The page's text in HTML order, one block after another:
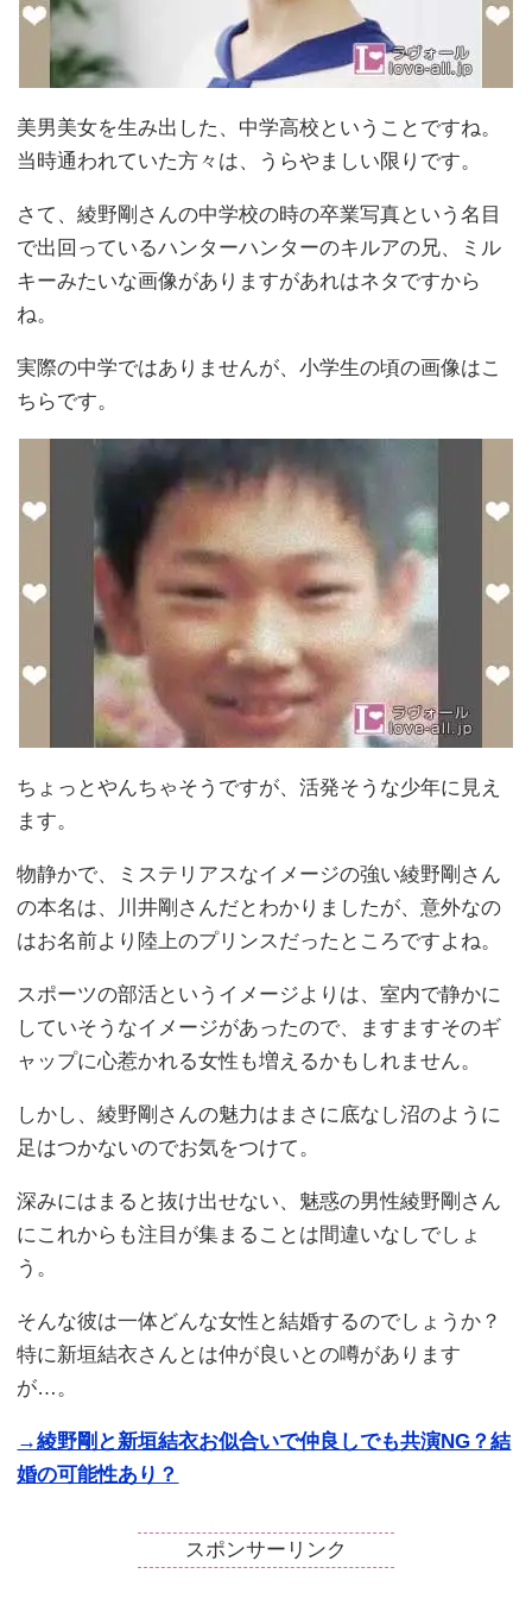
美男美女を生み出した、中学高校ということですね。
当時通われていた方々は、うらやましい限りです。
さて、綾野剛さんの中学校の時の卒業写真という名目
で出回っているハンターハンターのキルアの兄、ミル
キーみたいな画像がありますがあれはネタですから
ね。
実際の中学ではありませんが、小学生の頃の画像はこ
ちらです。
ちょっとやんちゃそうですが、活発そうな少年に見え
ます。
物静かで、ミステリアスなイメージの強い綾野剛さん
の本名は、川井剛さんだとわかりましたが、意外なの
はお名前より陸上のプリンスだったところですよね。
スポーツの部活というイメージよりは、室内で静かに
していそうなイメージがあったので、ますますそのギ
ャップに心惹かれる女性も増えるかもしれません。
しかし、綾野剛さんの魅力はまさに底なし沼のように
足はつかないのでお気をつけて。
深みにはまると抜け出せない、魅惑の男性綾野剛さん
にこれからも注目が集まることは間違いなしでしょ
う。
そんな彼は一体どんな女性と結婚するのでしょうか？
特に新垣結衣さんとは仲が良いとの噂があります
が…。
→綾野剛と新垣結衣お似合いで仲良しでも共演NG？結
婚の可能性あり？
スポンサーリンク